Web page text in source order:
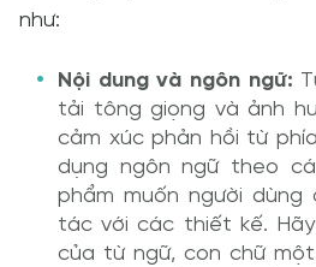
như:
Nội dung và ngôn ngữ:
tải tông giọng và ảnh
cảm xúc phản hồi từ
dụng ngôn ngữ theo
phẩm muốn người dùng
tác với các thiết kế.
của từ ngữ, con chữ